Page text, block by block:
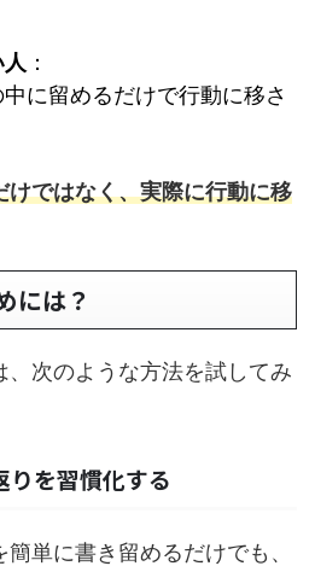
：
に留めるだけで行動に移さ
けではなく、実際に行動に移
には？
次のような方法を試してみ
りを習慣化する
単に書き留めるだけでも、